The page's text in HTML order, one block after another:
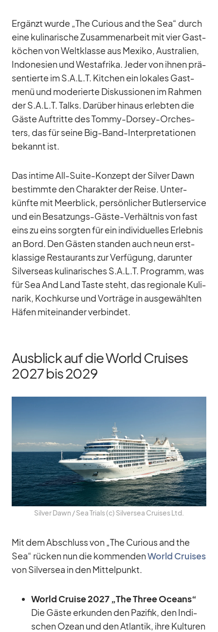
Er­gänzt wurde „The Cu­rious and the Sea“ durch
eine ku­li­na­ri­sche Zu­sam­men­ar­beit mit vier Gast­
kö­chen von Welt­klasse aus Me­xiko, Aus­tra­lien,
In­do­ne­sien und West­afrika. Je­der von ih­nen prä­
sen­tierte im S.A.L.T. Kit­chen ein lo­ka­les Gast­
menü und mo­de­rierte Dis­kus­sio­nen im Rah­men
der S.A.L.T. Talks. Dar­über hin­aus er­leb­ten die
Gäste Auf­tritte des Tommy-Dor­sey-Or­ches­
ters, das für seine Big-Band-In­ter­pre­ta­tio­nen
be­kannt ist.
Das in­time All-Suite-Kon­zept der Sil­ver Dawn
be­stimmte den Cha­rak­ter der Reise. Un­ter­
künfte mit Meer­blick, per­sön­li­cher But­ler­ser­vice
und ein Be­sat­zungs-Gäste-Ver­hält­nis von fast
eins zu eins sorg­ten für ein in­di­vi­du­el­les Er­leb­nis
an Bord. Den Gäs­ten stan­den auch neun erst­
klas­sige Re­stau­rants zur Ver­fü­gung, dar­un­ter
Sil­ver­seas ku­li­na­ri­sches S.A.L.T. Pro­gramm, was
für Sea And Land Taste steht, das re­gio­nale Ku­li­
na­rik, Koch­kurse und Vor­träge in aus­ge­wähl­ten
Hä­fen mit­ein­an­der ver­bin­det.
Ausblick auf die World Cruises
2027 bis 2029
Sil­ver Dawn /​ Sea Tri­als (c) Sil­ver­sea Crui­ses Ltd.
Mit dem Ab­schluss von „The Cu­rious and the
Sea“ rü­cken nun die kom­men­denWorld Crui­ses
von Sil­ver­sea in den Mit­tel­punkt.
World Cruise 2027 „The Th­ree Oce­ans“
Die Gäste er­kun­den den Pa­zi­fik, den In­di­
schen Ozean und den At­lan­tik, ihre Kul­tu­ren